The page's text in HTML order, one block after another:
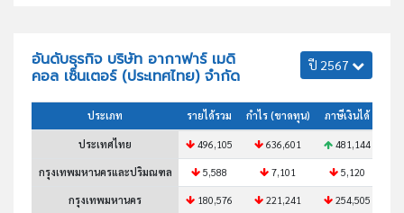
อันดับธุรกิจ บริษัท อากาฟาร์ เมดิ
คอล เซ็นเตอร์ (ประเทศไทย) จำกัด
ปี 2567
ประเภท รายได้รวม กำไร (ขาดทุน) ภาษีเงินได้
ประเทศไทย 496,105 636,601 481,144
กรุงเทพมหานครและปริมณฑล 5,588 7,101 5,120
กรุงเทพมหานคร 180,576 221,241 254,505